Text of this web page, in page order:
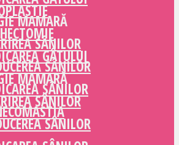
MAMARĂ
SÂNILOR
SÂNILOR
SÂNILOR
GÂTULUI
MAMARĂ
SÂNILOR
SÂNILOR